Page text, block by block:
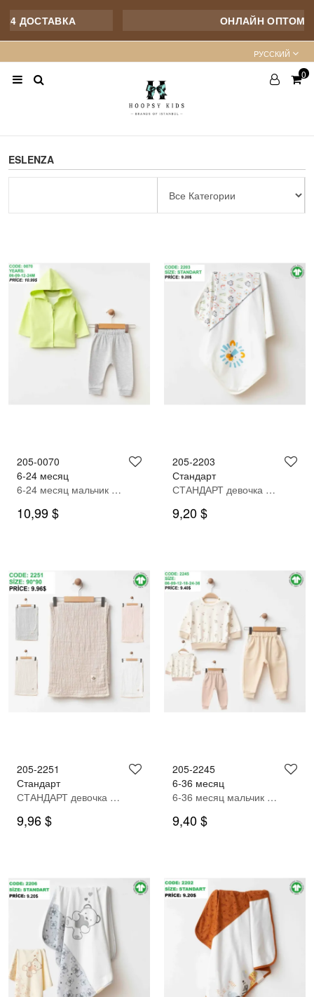
ОНЛАЙН ОПТОМ
PУССКИЙ
0
ESLENZA
205-0070
6-24 месяц
6-24 месяц мальчик СПОРТИВНЫЙ КОСТЮМ
10,99 $
205-2203
Стандарт
СТАНДАРТ девочка одеяло
9,20 $
205-2251
Стандарт
СТАНДАРТ девочка одеяло
9,96 $
205-2245
6-36 месяц
6-36 месяц мальчик Спортивный костюм
9,40 $